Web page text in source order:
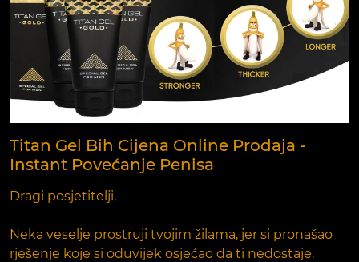
Titan Gel Bih Cijena Online Prodaja -
Instant Povećanje Penisa
Dragi posjetitelji,
Neka veselje prostruji tvojim žilama, jer si pronašao
rješenje koje si oduvijek osjećao da ti nedostaje.